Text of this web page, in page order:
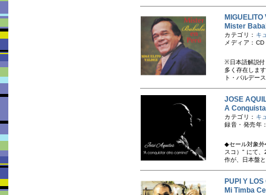
Mister
カテゴリ： キ
メディア：CD
※日本語解説付
多く存在しま
ト・バルデー
JOSE
A
カテゴリ： キ
録音・発売年
◆セール対象外
スコ）" にて
作が、日本盤
PUPI Y
Mi Timba